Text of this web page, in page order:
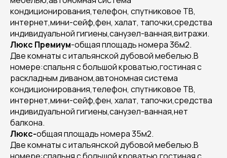
кондиционирования,телефон, спутниковое ТВ,
интернет,мини-сейф,фен, халат, тапочки,средства
индивидуальной гигиены,санузел-ванная,витражи.
Люкс Премиум-общая площадь номера 36м2.
Две комнаты с итальянской дубовой мебелью.В
номере:спальня с большой кроватью,гостиная с
раскладным диваном,автономная система
кондиционирования,телефон, спутниковое ТВ,
интернет,мини-сейф,фен, халат, тапочки,средства
индивидуальной гигиены,санузел-ванная,нет
балкона.
Люкс-общая площадь номера 35м2.
Две комнаты с итальянской дубовой мебелью.В